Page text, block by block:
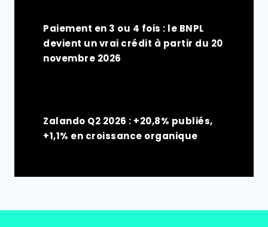
Paiement en 3 ou 4 fois : le BNPL
devient un vrai crédit à partir du 20
novembre 2026
Zalando Q2 2026 : +20,8% publiés,
+1,1% en croissance organique